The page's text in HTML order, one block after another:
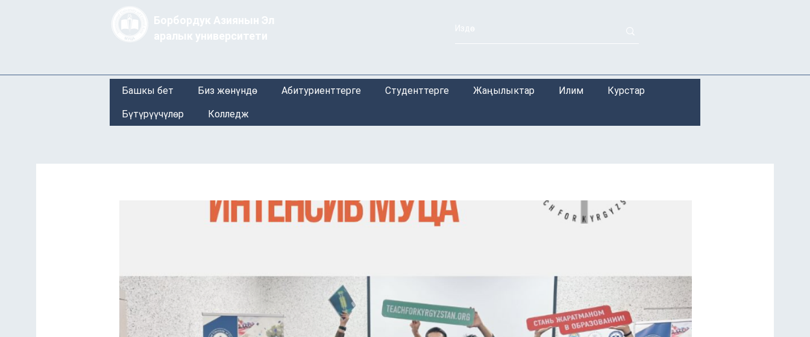
Борбордук Азиянын Эл
аралык университети
Башкы бет Биз жөнүндө Абитуриенттерге Студенттерге Жаңылыктар Илим Курстар
Бүтүрүүчүлөр Колледж